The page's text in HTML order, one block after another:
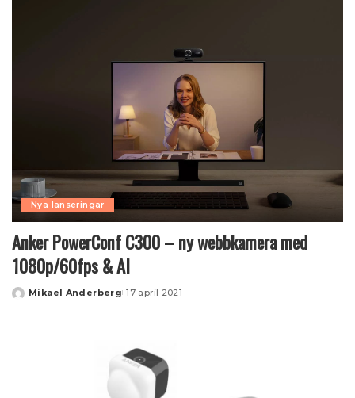
Nya lanseringar
Anker PowerConf C300 – ny webbkamera med
1080p/60fps & AI
Posted
Mikael Anderberg 17 april 2021